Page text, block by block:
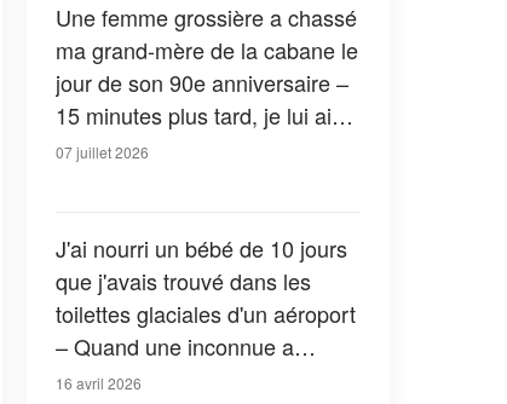
Une femme grossière a chassé
ma grand-mère de la cabane le
jour de son 90e anniversaire –
15 minutes plus tard, je lui ai
fait regretter son geste
07 juillet 2026
J'ai nourri un bébé de 10 jours
que j'avais trouvé dans les
toilettes glaciales d'un aéroport
– Quand une inconnue a
frappé à ma porte le
16 avril 2026